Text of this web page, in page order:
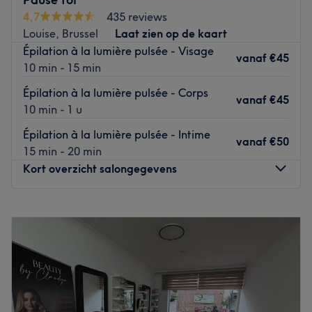
conseiller et de personnaliser chacun de ses soins en
fonction de vos besoins. L'institut est facilement
accessible en transports en commun avec le métro 1, le
tram 39 ou le bus 36 : arrêt Stockel.
4,7
435 reviews
Louise, Brussel
Laat zien op de kaart
Épilation à la lumière pulsée - Visage
10 min - 15 min
vanaf €45
Épilation à la lumière pulsée - Corps
10 min - 1 u
vanaf €45
Épilation à la lumière pulsée - Intime
15 min - 20 min
vanaf €50
Kort overzicht salongegevens
Donderdag
Vrijdag
10:00 –19:00
Zaterdag
10:00–18:00
Zondag
Gesloten